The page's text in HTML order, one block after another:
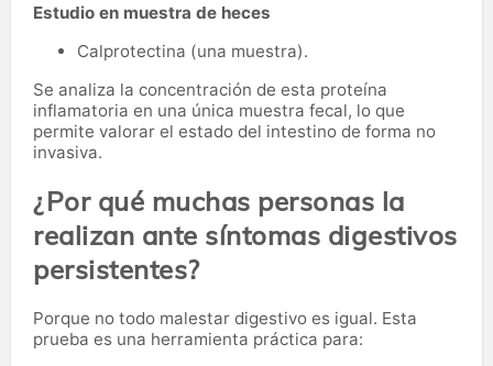
Estudio en muestra de heces
Calprotectina (una muestra).
Se analiza la concentración de esta proteína
inflamatoria en una única muestra fecal, lo que
permite valorar el estado del intestino de forma no
invasiva.
¿Por qué muchas personas la
realizan ante síntomas digestivos
persistentes?
Porque no todo malestar digestivo es igual. Esta
prueba es una herramienta práctica para: